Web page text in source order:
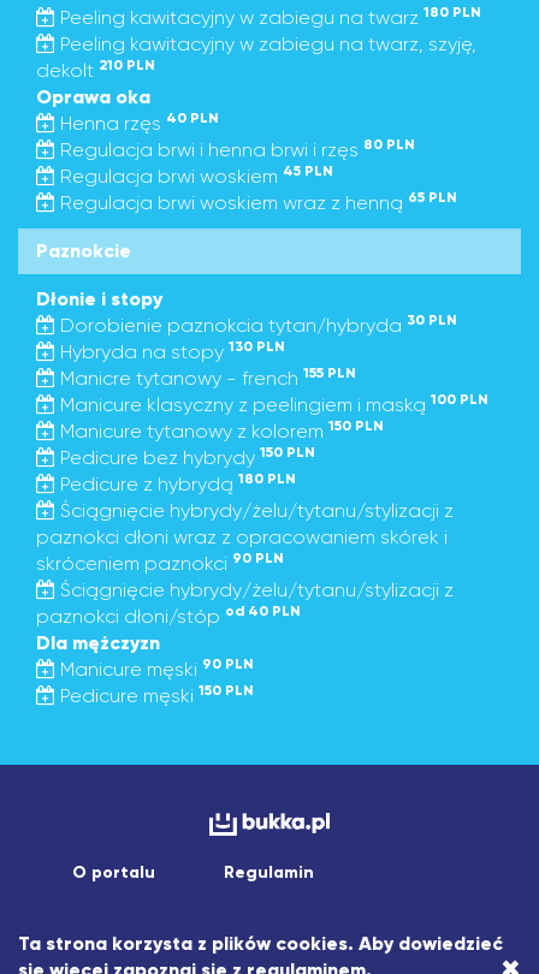
Peeling kawitacyjny w zabiegu na twarz 180 PLN
Peeling kawitacyjny w zabiegu na twarz, szyję,
dekolt 210 PLN
Oprawa oka
Henna rzęs 40 PLN
Regulacja brwi i henna brwi i rzęs 80 PLN
Regulacja brwi woskiem 45 PLN
Regulacja brwi woskiem wraz z henną 65 PLN
Paznokcie
Dłonie i stopy
Dorobienie paznokcia tytan/hybryda 30 PLN
Hybryda na stopy 130 PLN
Manicre tytanowy - french 155 PLN
Manicure klasyczny z peelingiem i maską 100 PLN
Manicure tytanowy z kolorem 150 PLN
Pedicure bez hybrydy 150 PLN
Pedicure z hybrydą 180 PLN
Ściągnięcie hybrydy/żelu/tytanu/stylizacji z
paznokci dłoni wraz z opracowaniem skórek i
skróceniem paznokci 90 PLN
Ściągnięcie hybrydy/żelu/tytanu/stylizacji z
paznokci dłoni/stóp od 40 PLN
Dla mężczyzn
Manicure męski 90 PLN
Pedicure męski 150 PLN
O portalu Regulamin
Wszelkie prawa zastrzeżone.
Ta strona korzysta z plików cookies. Aby dowiedzieć